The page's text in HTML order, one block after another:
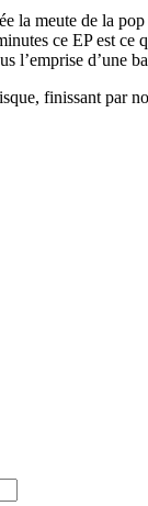
la meute de la
ce EP est
l’emprise d’une
finissant par